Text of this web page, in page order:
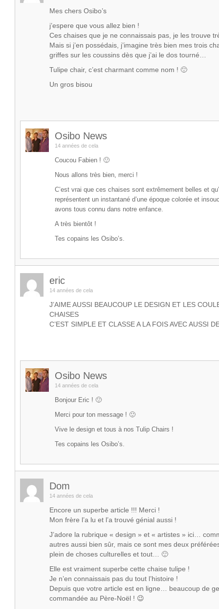
Mes chers Osibo’s
j’espere que vous allez bien !
Ces chaises que je ne connaissais pas, je les trouve
Mais si j’en possédais, j’imagine très bien mes trois
griffes sur les coussins dès que j’ai le dos tourné…
Tulipe chair, c’est charmant comme nom ! 🙂
Un gros bisou
Osibo News
14 années de cela
Coucou Fabien ! 🙂
Nous allons très bien, merci !
C’est vrai que ces chaises sont extrêmement belles et
représentent un instantané d’une époque colorée et
avons tous connu dans notre enfance.
A très bientôt !
Tes copains les Osibo’s.
eric
14 années de cela
J’AIME AUSSI BEAUCOUP LE DESIGN ET LES
CHAISES
C’EST SIMPLE ET CLASSE A LA FOIS AVEC AUSSI
Osibo News
14 années de cela
Bonjour Eric ! 🙂
Merci pour ton message ! 🙂
Vive le design et tous à nos Tulip Chairs !
Tes copains les Osibo’s.
Dom
14 années de cela
Encore un superbe article !!! Merci !
Mon frère l’a lu et l’a trouvé génial aussi !
J’adore la rubrique « design » et « artistes » ici…
autres aussi bien sûr, mais ce sont mes deux
plein de choses culturelles et tout… 🙂
Elle est vraiment superbe cette chaise tulipe !
Je n’en connaissais pas du tout l’histoire !
Depuis que votre article est en ligne… beaucoup de
commandée au Père-Noël ! 😉